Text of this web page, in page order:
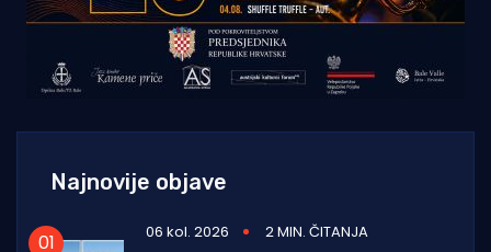
Najnovije objave
06 kol. 2026
2 MIN. ČITANJA